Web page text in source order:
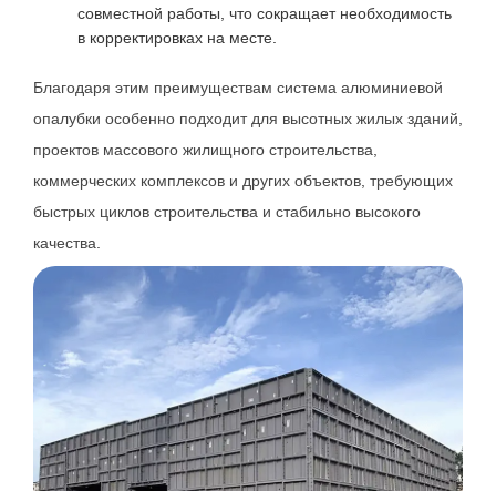
совместной работы, что сокращает необходимость
в корректировках на месте.
Благодаря этим преимуществам система алюминиевой
опалубки особенно подходит для высотных жилых зданий,
проектов массового жилищного строительства,
коммерческих комплексов и других объектов, требующих
быстрых циклов строительства и стабильно высокого
качества.